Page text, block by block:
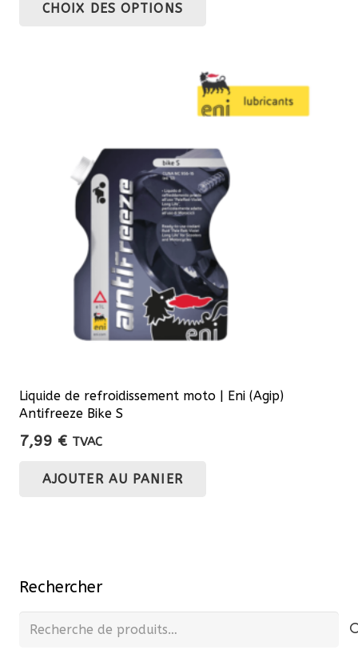
prix :
29,00 €
CHOIX DES OPTIONS
variations.
Les
peuvent
être
choisies
sur
page
du
produit
Liquide de refroidissement moto | Eni (Agip)
Antifreeze Bike S
7,99 € TVAC
AJOUTER AU PANIER
Rechercher
Recherche